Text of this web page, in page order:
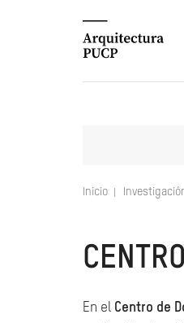
Inicio
En el Centro de